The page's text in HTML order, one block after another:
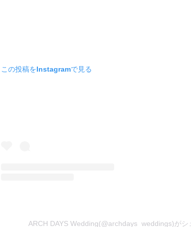
この投稿をInstagramで見る
ARCH DAYS Wedding(@archdays_weddings)がシ